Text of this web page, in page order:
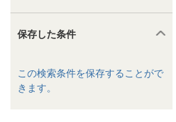
保存した条件
この検索条件を保存することがで
きます。